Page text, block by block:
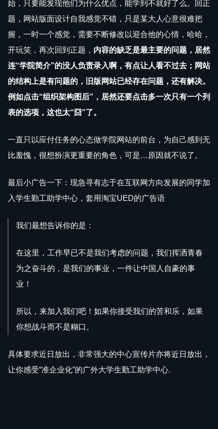
始，只要能发现他们为什么优点，能学到不就好了么。回正
题，网站版面设计自我感觉不错，只是某大人心意很难把
握，一时一个感觉，需要不断修改以迎合他的心情，哈哈，
开玩笑，再次回到正题， 内容的缺乏是最主要的问题，居然
连“学院简介”的没人负责录入啊，有点让人看不过去；网站
的结构上是有问题的，旧版网站已经存在问题，还有解决。
例如点击“组织架构图后”，居然还要点击多一次只有一个列
表的选项，这也太“囧”了。
一直只以应付任务的心态做学院网站的前台，为自己感到无
比羞愧，很想扮演更重要的角色，可是…原因就不说了。
最后小广告一下：现急寻有志于在互联网方向发展的同学加
入学生勤工助学中心，套用淘宝UED的广告语
我们最想告诉你的是：
在这里，工作早已不是我们考虑的问题，我们挥洒青春
为之奋斗的，是我们的事业，一件让中国人自豪的事
业！
所以，来加入我们吧！如果你接受我们的苦和乐，如果
你想战斗而不是糊口。
具体要求近日放出，非常强大的中心宣传片亦将近日放出，
让你感受“准企业化”的广外大学生勤工助学中心.